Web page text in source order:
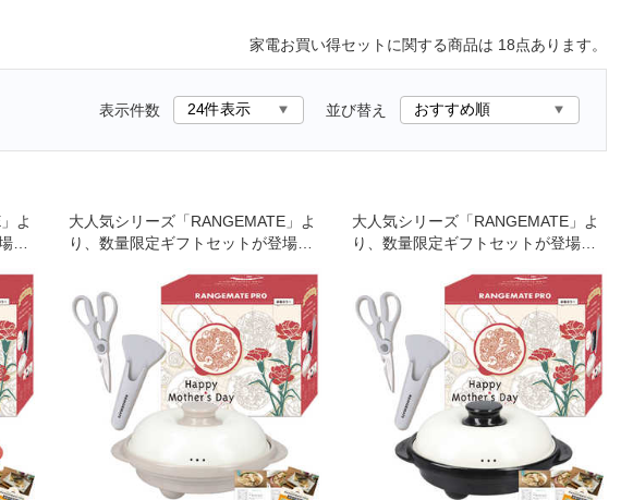
家電お買い得セット に関する商品は 18点あります。
表示件数 並び替え
よ
。
大人気シリーズ「RANGEMATE」よ
り、数量限定ギフトセットが登場。
キッチンハサミをセットにしまし
た。
大人気シリーズ「RANGEMATE」よ
り、数量限定ギフトセットが登場。
キッチンハサミをセットにしまし
た。